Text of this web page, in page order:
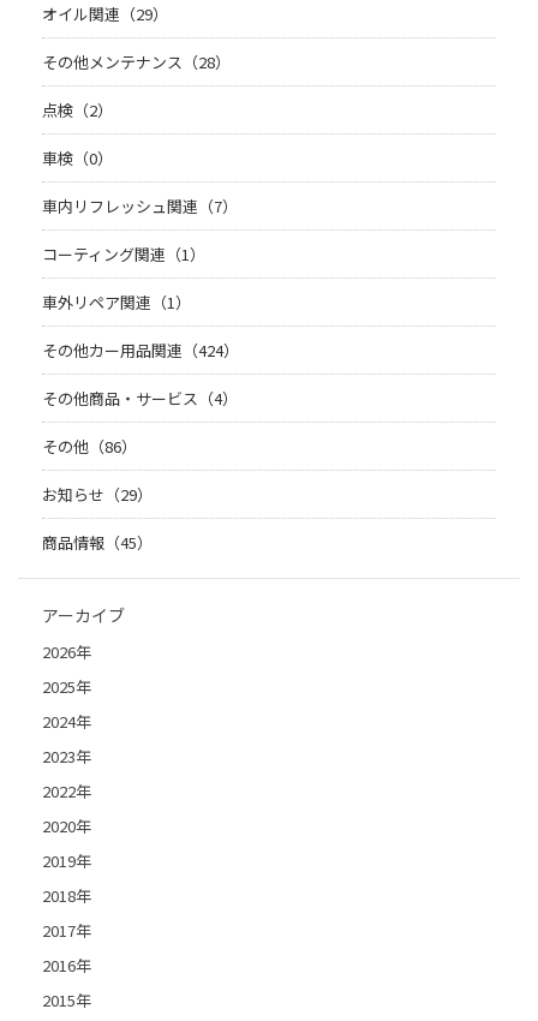
オイル関連（29）
その他メンテナンス（28）
点検（2）
車検（0）
車内リフレッシュ関連（7）
コーティング関連（1）
車外リペア関連（1）
その他カー用品関連（424）
その他商品・サービス（4）
その他（86）
お知らせ（29）
商品情報（45）
アーカイブ
2026年
2025年
2024年
2023年
2022年
2020年
2019年
2018年
2017年
2016年
2015年